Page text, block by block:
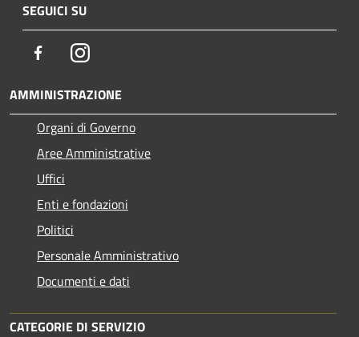
SEGUICI SU
FacebookInstagram
AMMINISTRAZIONE
Organi di Governo
Aree Amministrative
Uffici
Enti e fondazioni
Politici
Personale Amministrativo
Documenti e dati
CATEGORIE DI SERVIZIO